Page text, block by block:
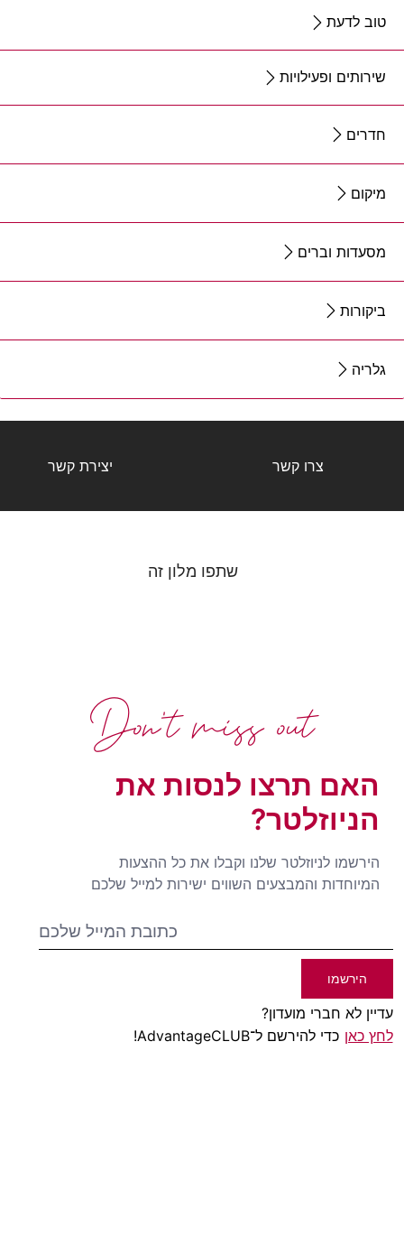
טוב לדעת
שירותים ופעילויות
חדרים
מיקום
מסעדות וברים
ביקורות
גלריה
צרו קשר יצירת קשר
שתפו מלון זה
האם תרצו לנסות את
הניוזלטר?
הירשמו לניוזלטר שלנו וקבלו את כל ההצעות
המיוחדות והמבצעים השווים ישירות למייל שלכם
הירשמו
עדיין לא חברי מועדון?
לחץ כאן כדי להירשם ל־AdvantageCLUB!
Don't miss out